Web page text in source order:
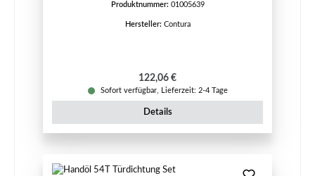
Produktnummer: 01005639
Hersteller: Contura
Regulärer Preis:
122,06 €
Sofort verfügbar, Lieferzeit: 2-4 Tage
Details